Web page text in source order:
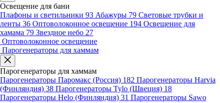
Освещение для бани
Плафоны и светильники 93 Абажуры 79 Световые трубки и
ленты 36 Оптоволоконное освещение 194 Освещение для
хамама 79 Звездное небо 27
Оптоволоконное освещение
Парогенераторы для хаммам
Парогенераторы для хаммам
Парогенераторы Паромакс (Россия) 182 Парогенераторы Harvia
(Финляндия) 38 Парогенераторы Tylo (Швеция) 18
Парогенераторы Helo (Финляндия) 31 Парогенераторы Sawo